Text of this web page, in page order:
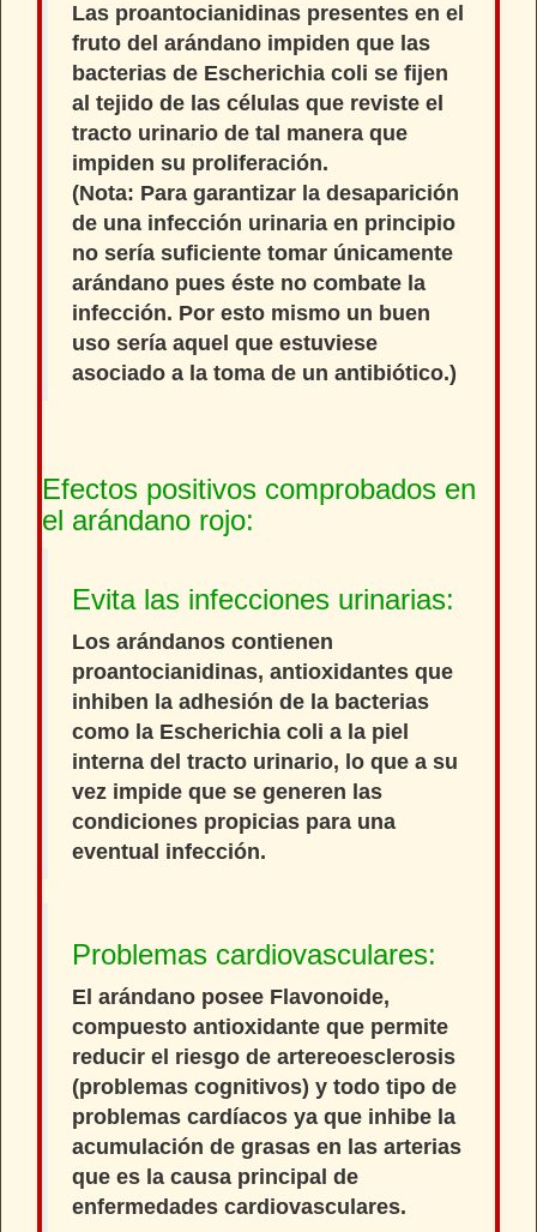
Las proantocianidinas presentes en el
fruto del arándano impiden que las
bacterias de Escherichia coli se fijen
al tejido de las células que reviste el
tracto urinario de tal manera que
impiden su proliferación.
(Nota: Para garantizar la desaparición
de una infección urinaria en principio
no sería suficiente tomar únicamente
arándano pues éste no combate la
infección. Por esto mismo un buen
uso sería aquel que estuviese
asociado a la toma de un antibiótico.)
Efectos positivos comprobados en
el arándano rojo:
Evita las infecciones urinarias:
Los arándanos contienen
proantocianidinas, antioxidantes que
inhiben la adhesión de la bacterias
como la Escherichia coli a la piel
interna del tracto urinario, lo que a su
vez impide que se generen las
condiciones propicias para una
eventual infección.
Problemas cardiovasculares:
El arándano posee Flavonoide,
compuesto antioxidante que permite
reducir el riesgo de artereoesclerosis
(problemas cognitivos) y todo tipo de
problemas cardíacos ya que inhibe la
acumulación de grasas en las arterias
que es la causa principal de
enfermedades cardiovasculares.